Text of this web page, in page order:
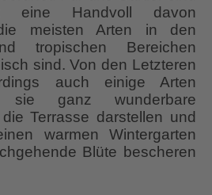
eine Handvoll davon
meisten Arten in den
tropischen Bereichen
sind. Von den Letzteren
auch einige Arten
sie ganz wunderbare
Terrasse darstellen und
warmen Wintergarten
Blüte bescheren